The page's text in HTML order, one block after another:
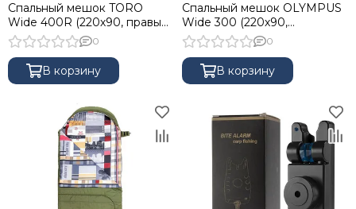
Спальный мешок TORO
Wide 400R (220х90, правый,
стратекс, оранжевый) (T-HS-
SB-TW-400R) Helios
0
В корзину
Спальный мешок OLYMPUS
Wide 300 (220х90,
холлофайбер, зеленый/
город) (T-HS-SB-OW-300-
NC) Helios
0
В корзину